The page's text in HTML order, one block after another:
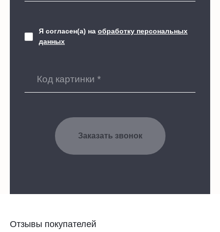
Я согласен(а) на обработку персональных
данных
Заказать звонок
Отзывы покупателей